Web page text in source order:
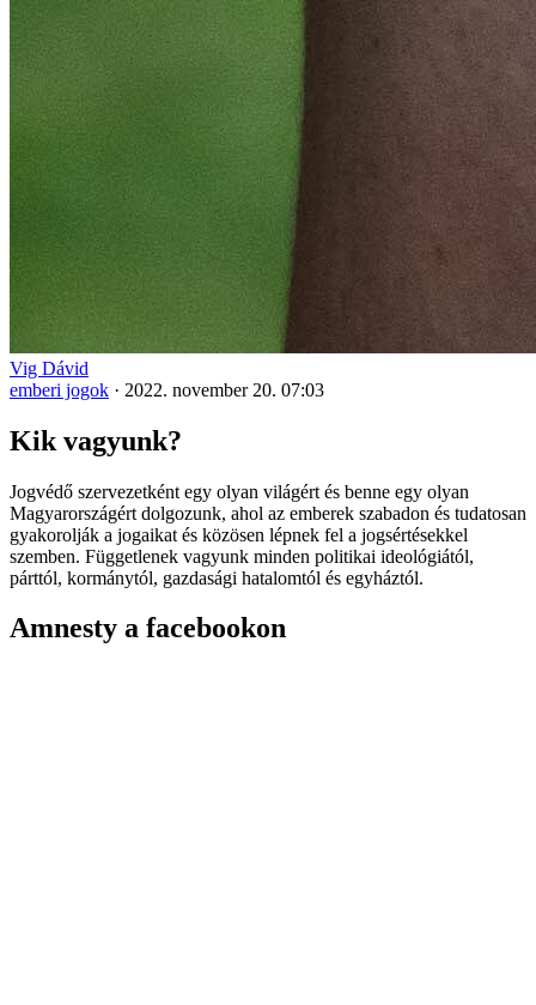
Vig Dávid
emberi jogok · 2022. november 20. 07:03
Kik vagyunk?
Jogvédő szervezetként egy olyan világért és benne egy olyan
Magyarországért dolgozunk, ahol az emberek szabadon és tudatosan
gyakorolják a jogaikat és közösen lépnek fel a jogsértésekkel
szemben. Függetlenek vagyunk minden politikai ideológiától,
párttól, kormánytól, gazdasági hatalomtól és egyháztól.
Amnesty a facebookon